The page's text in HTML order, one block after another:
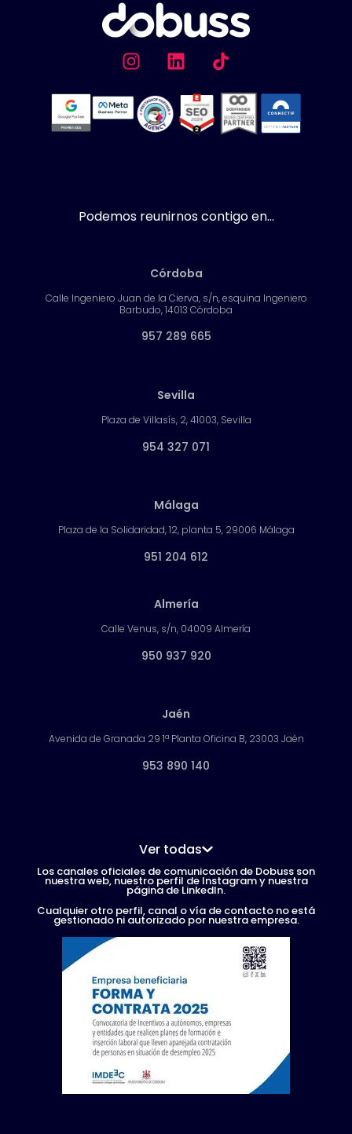
Podemos reunirnos contigo en...
Córdoba
Calle Ingeniero Juan de la Cierva, s/n, esquina Ingeniero
Barbudo, 14013 Córdoba
957 289 665
Sevilla
Plaza de Villasís, 2, 41003, Sevilla
954 327 071
Málaga
Plaza de la Solidaridad, 12, planta 5, 29006 Málaga
951 204 612
Almería
Calle Venus, s/n, 04009 Almería
950 937 920
Jaén
Avenida de Granada 29 1ª Planta Oficina B, 23003 Jaén
953 890 140
Ver todas
Los canales oficiales de comunicación de Dobuss son
nuestra web, nuestro perfil de Instagram y nuestra
página de LinkedIn.
Cualquier otro perfil, canal o vía de contacto no está
gestionado ni autorizado por nuestra empresa.